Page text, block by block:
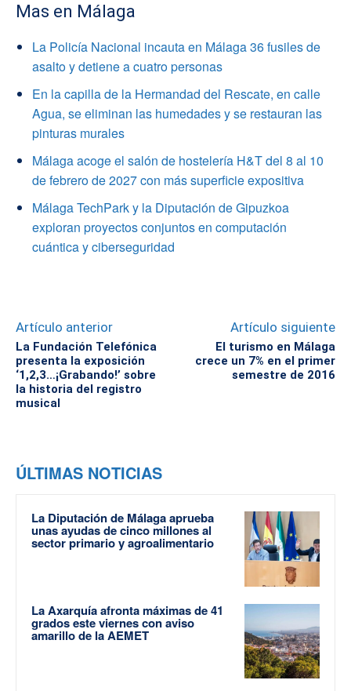
Mas en Málaga
La Policía Nacional incauta en Málaga 36 fusiles de
asalto y detiene a cuatro personas
En la capilla de la Hermandad del Rescate, en calle
Agua, se eliminan las humedades y se restauran las
pinturas murales
Málaga acoge el salón de hostelería H&T del 8 al 10
de febrero de 2027 con más superficie expositiva
Málaga TechPark y la Diputación de Gipuzkoa
exploran proyectos conjuntos en computación
cuántica y ciberseguridad
Artículo anterior
La Fundación Telefónica
presenta la exposición
‘1,2,3…¡Grabando!’ sobre
la historia del registro
musical
Artículo siguiente
El turismo en Málaga
crece un 7% en el primer
semestre de 2016
ÚLTIMAS NOTICIAS
La Diputación de Málaga aprueba
unas ayudas de cinco millones al
sector primario y agroalimentario
La Axarquía afronta máximas de 41
grados este viernes con aviso
amarillo de la AEMET